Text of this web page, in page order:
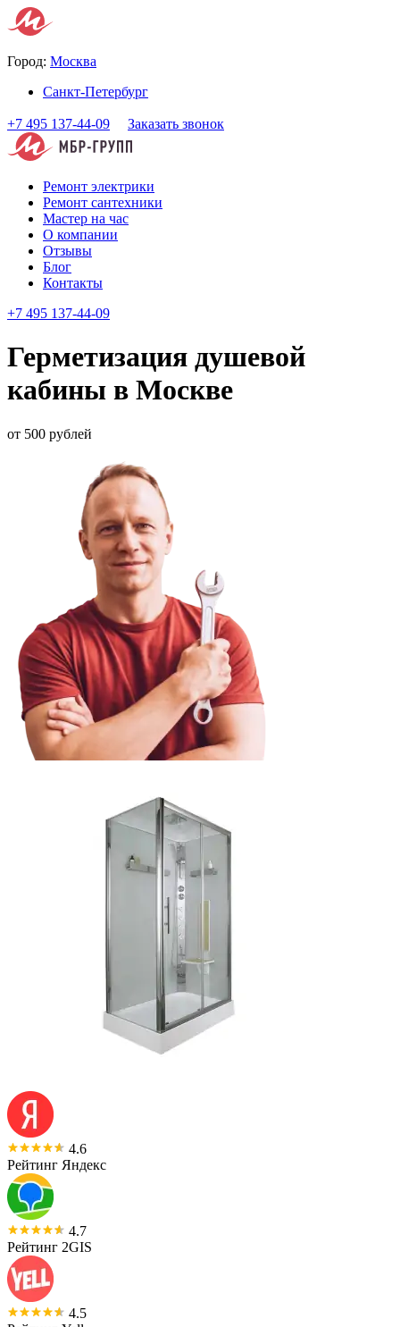
Город: Москва
Санкт-Петербург
+7 495 137-44-09 Заказать звонок
Ремонт электрики
Ремонт сантехники
Мастер на час
О компании
Отзывы
Блог
Контакты
+7 495 137-44-09
Герметизация душевой
кабины в Москве
от 500 рублей
4.6
Рейтинг Яндекс
4.7
Рейтинг 2GIS
4.5